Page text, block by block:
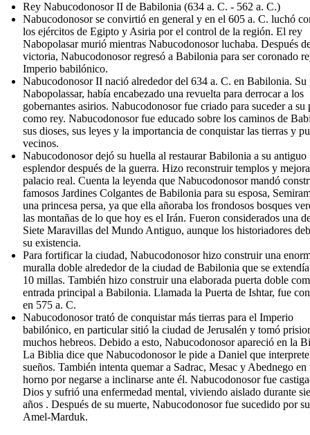
Rey Nabucodonosor II de Babilonia (634 a. C. - 562 a. C.)
Nabucodonosor se convirtió en general y en el 605 a. C. luchó
los ejércitos de Egipto y Asiria por el control de la región. El rey
Nabopolasar murió mientras Nabucodonosor luchaba. Después
victoria, Nabucodonosor regresó a Babilonia para ser coronado
Imperio babilónico.
Nabucodonosor II nació alrededor del 634 a. C. en Babilonia. Su
Nabopolassar, había encabezado una revuelta para derrocar a los
gobernantes asirios. Nabucodonosor fue criado para suceder a su
como rey. Nabucodonosor fue educado sobre los caminos de
sus dioses, sus leyes y la importancia de conquistar las tierras y
vecinos.
Nabucodonosor dejó su huella al restaurar Babilonia a su antiguo
esplendor después de la guerra. Hizo reconstruir templos y
palacio real. Cuenta la leyenda que Nabucodonosor mandó
famosos Jardines Colgantes de Babilonia para su esposa,
una princesa persa, ya que ella añoraba los frondosos bosques
las montañas de lo que hoy es el Irán. Fueron considerados una
Siete Maravillas del Mundo Antiguo, aunque los historiadores
su existencia.
Para fortificar la ciudad, Nabucodonosor hizo construir una
muralla doble alrededor de la ciudad de Babilonia que se
10 millas. También hizo construir una elaborada puerta doble
entrada principal a Babilonia. Llamada la Puerta de Ishtar, fue
en 575 a. C.
Nabucodonosor trató de conquistar más tierras para el Imperio
babilónico, en particular sitió la ciudad de Jerusalén y tomó
muchos hebreos. Debido a esto, Nabucodonosor apareció en la
La Biblia dice que Nabucodonosor le pide a Daniel que interprete
sueños. También intenta quemar a Sadrac, Mesac y Abednego en
horno por negarse a inclinarse ante él. Nabucodonosor fue
Dios y sufrió una enfermedad mental, viviendo aislado durante
años . Después de su muerte, Nabucodonosor fue sucedido por
Amel-Marduk.